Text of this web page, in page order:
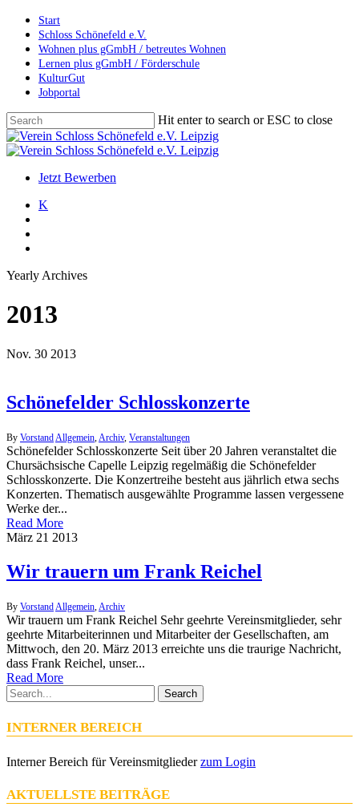
Skip
main
content
Start
Schloss Schönefeld e.V.
Wohnen plus gGmbH / betreutes Wohnen
Lernen plus gGmbH / Förderschule
KulturGut
Jobportal
Hit enter to search or ESC to close
Close
Search
search
account
Menu
Jetzt Bewerben
K
Yearly Archives
2013
Nov. 30 2013
Schönefelder Schlosskonzerte
By Vorstand Allgemein Archiv, Veranstaltungen
Schönefelder Schlosskonzerte Seit über 20 Jahren veranstaltet die
Chursächsische Capelle Leipzig regelmäßig die Schönefelder
Schlosskonzerte. Die Konzertreihe besteht aus jährlich etwa sechs
Konzerten. Thematisch ausgewählte Programme lassen vergessene
Werke der...
Read More
März 21 2013
Wir trauern um Frank Reichel
By Vorstand Allgemein Archiv
Wir trauern um Frank Reichel Sehr geehrte Vereinsmitglieder, sehr
geehrte Mitarbeiterinnen und Mitarbeiter der Gesellschaften, am
Mittwoch, den 20. März 2013 erreichte uns die traurige Nachricht,
dass Frank Reichel, unser...
Read More
Search
INTERNER BEREICH
Interner Bereich für Vereinsmitgliederzum Login
AKTUELLSTE BEITRÄGE